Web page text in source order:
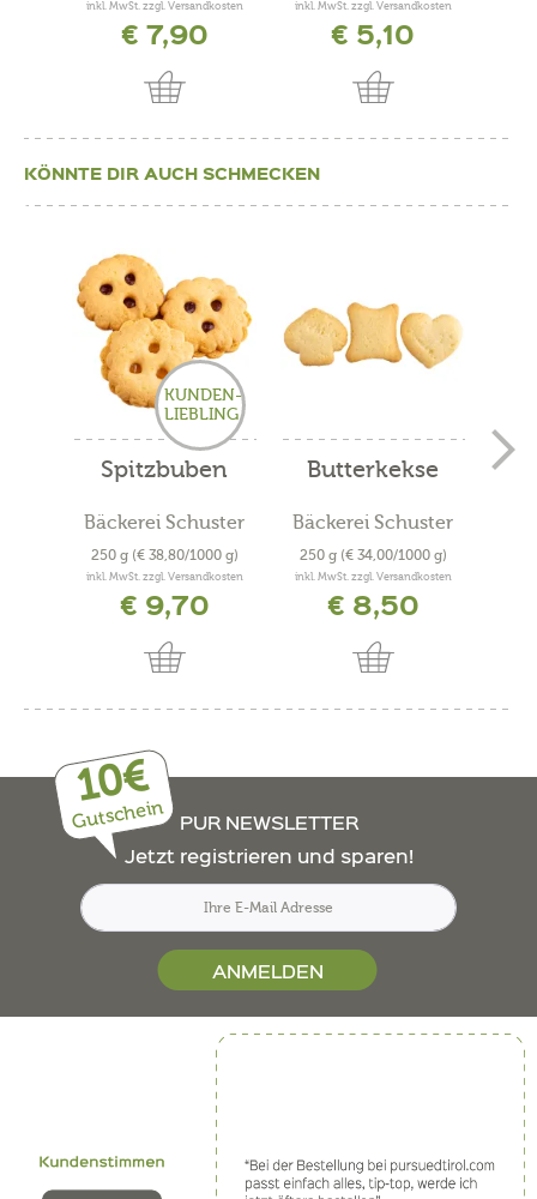
inkl. MwSt. zzgl. Versandkosten
€ 7,90
inkl. MwSt. zzgl. Versandkosten
€ 5,10
KÖNNTE DIR AUCH SCHMECKEN
KUNDEN-
LIEBLING
Spitzbuben
Bäckerei Schuster
250 g (€ 38,80/1000 g)
inkl. MwSt. zzgl. Versandkosten
€ 9,70
Butterkekse
Bäckerei Schuster
250 g (€ 34,00/1000 g)
inkl. MwSt. zzgl. Versandkosten
€ 8,50
10€
Gutschein
PUR NEWSLETTER
Jetzt registrieren und sparen!
ANMELDEN